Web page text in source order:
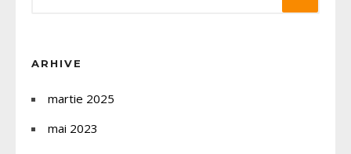
ARHIVE
martie 2025
mai 2023